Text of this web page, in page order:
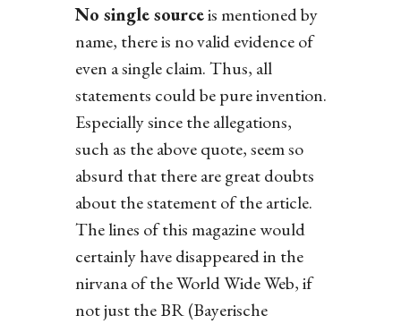
No single sourceis mentioned by
name, there is no valid evidence of
even a single claim. Thus, all
statements could be pure invention.
Especially since the allegations,
such as the above quote, seem so
absurd that there are great doubts
about the statement of the article.
The lines of this magazine would
certainly have disappeared in the
nirvana of the World Wide Web, if
not just the BR (Bayerische